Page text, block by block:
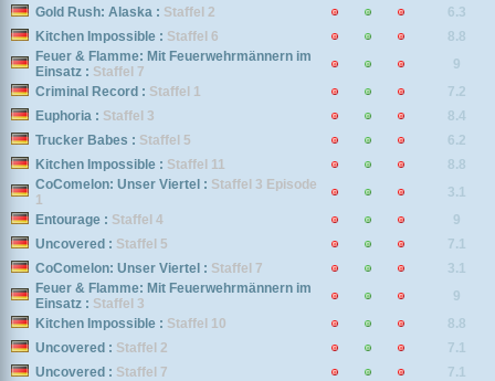
Gold Rush: Alaska : Staffel 2
6.3
Kitchen Impossible : Staffel 6
8.8
Feuer & Flamme: Mit Feuerwehrmännern im
Einsatz : Staffel 7
9
Criminal Record : Staffel 1
7.2
Euphoria : Staffel 3
8.4
Trucker Babes : Staffel 5
6.2
Kitchen Impossible : Staffel 11
8.8
CoComelon: Unser Viertel : Staffel 3 Episode
1
3.1
Entourage : Staffel 4
9
Uncovered : Staffel 5
7.1
CoComelon: Unser Viertel : Staffel 7
3.1
Feuer & Flamme: Mit Feuerwehrmännern im
Einsatz : Staffel 3
9
Kitchen Impossible : Staffel 10
8.8
Uncovered : Staffel 2
7.1
Uncovered : Staffel 7
7.1